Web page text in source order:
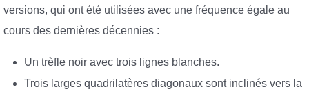
versions, qui ont été utilisées avec une fréquence égale au
cours des dernières décennies :
Un trèfle noir avec trois lignes blanches.
Trois larges quadrilatères diagonaux sont inclinés vers la